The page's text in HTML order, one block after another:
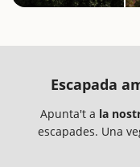
Escapada
Apunta't a la
escapades. Una